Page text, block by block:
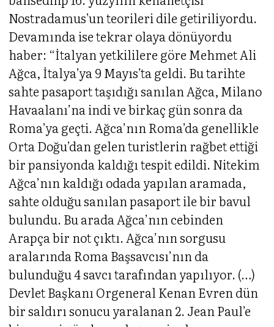
Nostradamus’un teorileri dile getiriliyordu.
Devamında ise tekrar olaya dönüyordu
haber: “İtalyan yetkililere göre Mehmet Ali
Ağca, İtalya’ya 9 Mayıs’ta geldi. Bu tarihte
sahte pasaport taşıdığı sanılan Ağca, Milano
Havaalanı’na indi ve birkaç gün sonra da
Roma’ya geçti. Ağca’nın Roma’da genellikle
Orta Doğu’dan gelen turistlerin rağbet ettiği
bir pansiyonda kaldığı tespit edildi. Nitekim
Ağca’nın kaldığı odada yapılan aramada,
sahte olduğu sanılan pasaport ile bir bavul
bulundu. Bu arada Ağca’nın cebinden
Arapça bir not çıktı. Ağca’nın sorgusu
aralarında Roma Başsavcısı’nın da
bulunduğu 4 savcı tarafından yapılıyor. (…)
Devlet Başkanı Orgeneral Kenan Evren dün
bir saldırı sonucu yaralanan 2. Jean Paul’e